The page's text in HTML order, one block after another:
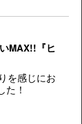
MAX!!『ヒ
を感じにお
た！